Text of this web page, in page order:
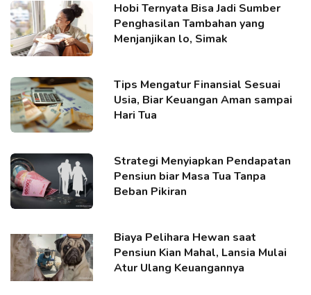
Hobi Ternyata Bisa Jadi Sumber
Penghasilan Tambahan yang
Menjanjikan lo, Simak
Tips Mengatur Finansial Sesuai
Usia, Biar Keuangan Aman sampai
Hari Tua
Strategi Menyiapkan Pendapatan
Pensiun biar Masa Tua Tanpa
Beban Pikiran
Biaya Pelihara Hewan saat
Pensiun Kian Mahal, Lansia Mulai
Atur Ulang Keuangannya